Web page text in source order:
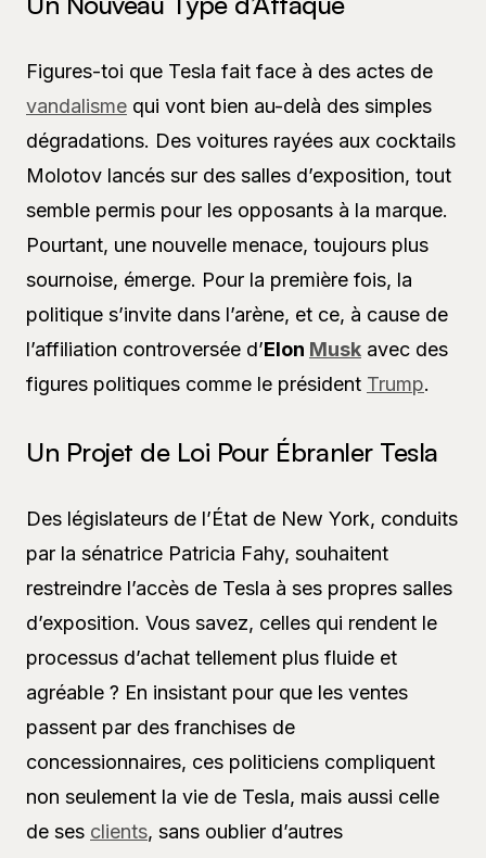
Figures-toi que Tesla fait face à des actes de
vandalisme qui vont bien au-delà des simples
dégradations. Des voitures rayées aux cocktails
Molotov lancés sur des salles d’exposition, tout
semble permis pour les opposants à la marque.
Pourtant, une nouvelle menace, toujours plus
sournoise, émerge. Pour la première fois, la
politique s’invite dans l’arène, et ce, à cause de
l’affiliation controversée d’Elon Musk avec des
figures politiques comme le président Trump.
Un Projet de Loi Pour Ébranler Tesla
Des législateurs de l’État de New York, conduits
par la sénatrice Patricia Fahy, souhaitent
restreindre l’accès de Tesla à ses propres salles
d’exposition. Vous savez, celles qui rendent le
processus d’achat tellement plus fluide et
agréable ? En insistant pour que les ventes
passent par des franchises de
concessionnaires, ces politiciens compliquent
non seulement la vie de Tesla, mais aussi celle
de ses clients, sans oublier d’autres